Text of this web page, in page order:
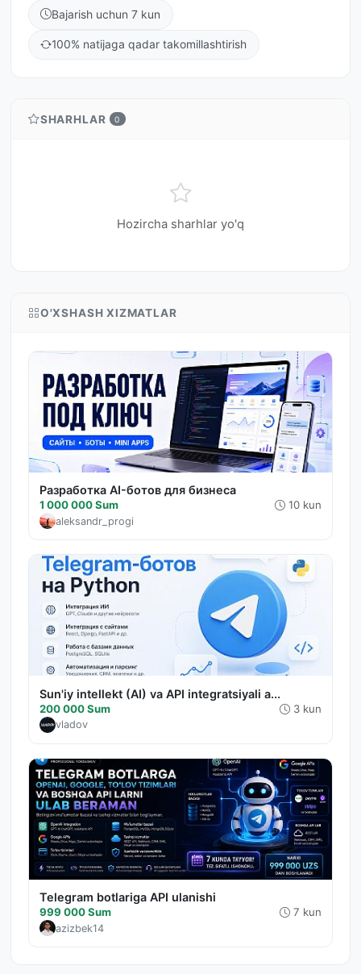
Bajarish uchun 7 kun
100% natijaga qadar takomillashtirish
SHARHLAR 0
Hozircha sharhlar yo'q
O'XSHASH XIZMATLAR
Разработка AI-ботов для бизнеса
1 000 000 Sum 10 kun
aleksandr_progi
Sun'iy intellekt (AI) va API integratsiyali a...
200 000 Sum 3 kun
vladov
Telegram botlariga API ulanishi
999 000 Sum 7 kun
azizbek14